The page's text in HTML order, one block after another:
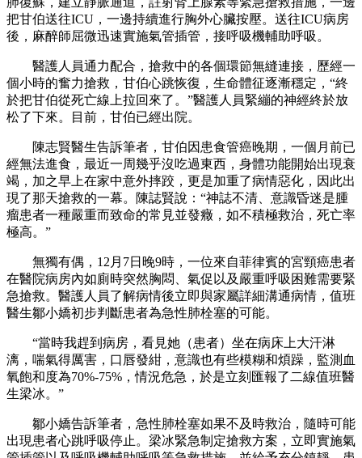
把甘伯送往ICU，一邊持續進行胸外心臟按壓。送往ICU病房
後，麻醉師屈微迅速實施氣管插管，接呼吸機輔助呼吸。
醫護人員通力配合，搶救中的各個環節無縫連接，歷經一
個小時的奮力搶救，甘伯心跳恢復，生命體征逐漸穩定，“終
於把甘伯從死亡線上拉回來了。”醫護人員緊繃的神經終於放
松了下來。目前，甘伯已經出院。
陳志賢醫生告訴筆者，甘伯因患食管癌晚期，一個月前已
經無法進食，最近一周幾乎沒吃過東西，身體功能開始出現衰
竭，加之早上在家中意外摔跤，更是加重了病情惡化，因此出
現了那天搶救的一幕。陳誌賢說：“神誌不清、意識昏迷是腫
瘤患者一種嚴重而致命的常見並發癥，如不積極救治，死亡率
極高。”
無獨有偶，12月7日晚9時，一位來自菲律賓的宮頸癌患者
在醫院病房內如廁時突然胸悶、氣促以及嚴重呼吸困難需要緊
急搶救。醫護人員了解病情後立即與家屬詳細溝通病情，值班
醫生鄒小嬌初步判斷患者為急性肺栓塞的可能。
“當時我趕到病房，看見她（患者）坐在病床上大汗淋
漓，喘氣得厲害，口唇發紺，意識也有些模糊和煩躁，監測血
氧飽和度為70%-75%，情況危急，於是立刻匯報了二線值班醫
生梁冰。”
鄒小嬌告訴筆者，急性肺栓塞如果不及時救治，隨時可能
出現患者心跳呼吸停止。梁冰緊急制定搶救方案，立即實施氣